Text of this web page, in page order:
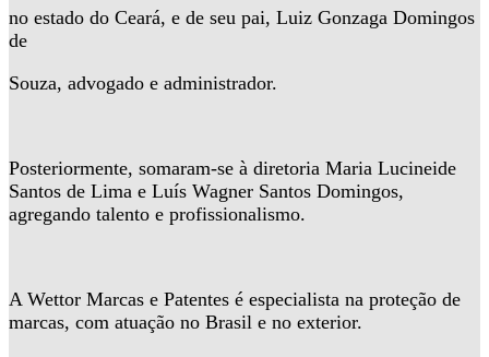
no estado do Ceará, e de seu pai, Luiz Gonzaga Domingos
de
Souza, advogado e administrador.
Posteriormente, somaram-se à diretoria Maria Lucineide
Santos de Lima e Luís Wagner Santos Domingos,
agregando talento e profissionalismo.
A Wettor Marcas e Patentes é especialista na proteção de
marcas, com atuação no Brasil e no exterior.